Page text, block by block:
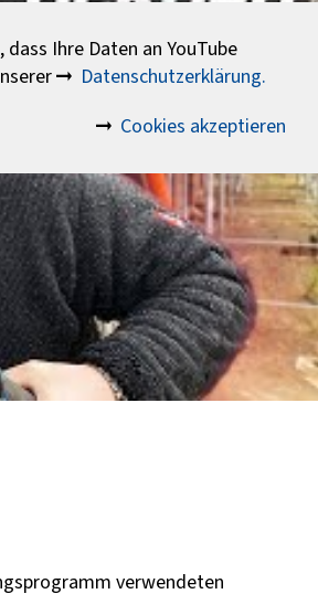
Ihre Daten an YouTube
Datenschutzerklärung.
Cookies akzeptieren
verwendeten